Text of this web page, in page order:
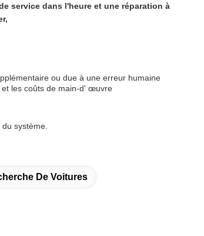
service dans l'heure et une réparation à
ou due à une erreur humaine
et les coûts de main-d' œuvre
système.
De Voitures